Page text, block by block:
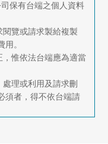
保有台端之個人資料
覽或請求製給複製
。
惟依法台端應為適當
理或利用及請求刪
須者，得不依台端請